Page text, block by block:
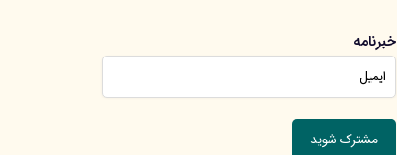
خبرنامه
جهت عضویت در خبرنامه ایمیل خود را وارد کنید.